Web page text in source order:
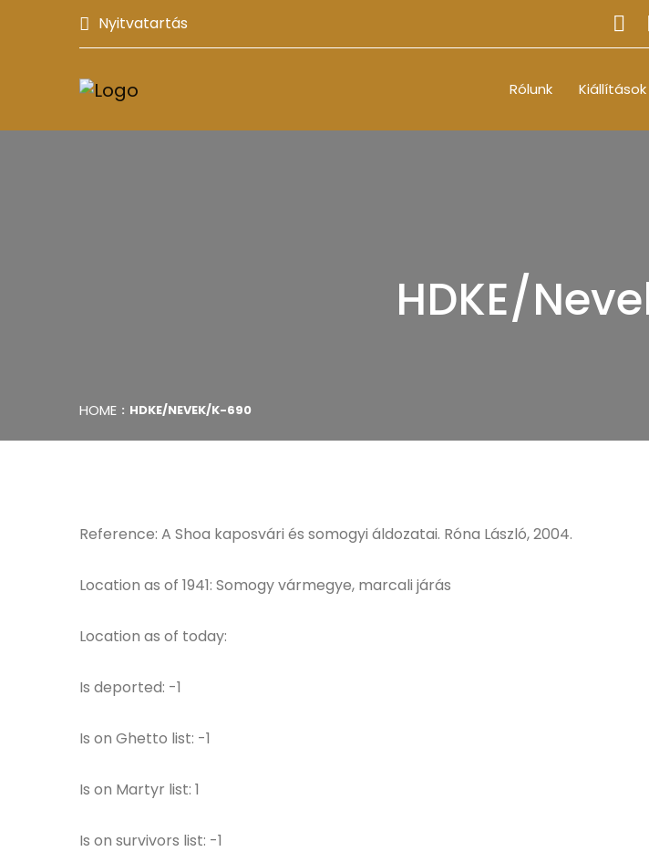
Nyitvatartás
Rólunk Kiállítások
HDKE/
HOME HDKE/NEVEK/K-690
Reference: A Shoa kaposvári és somogyi áldozatai. Róna László, 2004.
Location as of 1941: Somogy vármegye, marcali járás
Location as of today:
Is deported: -1
Is on Ghetto list: -1
Is on Martyr list: 1
Is on survivors list: -1